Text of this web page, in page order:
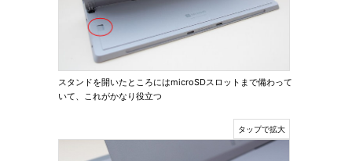
スタンドを開いたところにはmicroSDスロットまで備わって
いて、これがかなり役立つ